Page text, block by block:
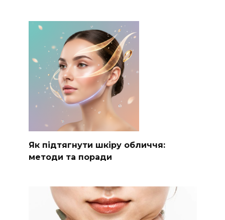
Як підтягнути шкіру обличчя:
методи та поради